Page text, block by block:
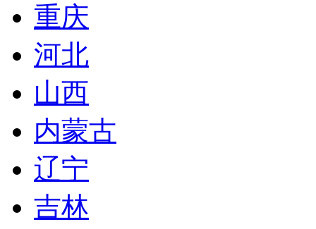
重庆
河北
山西
内蒙古
辽宁
吉林